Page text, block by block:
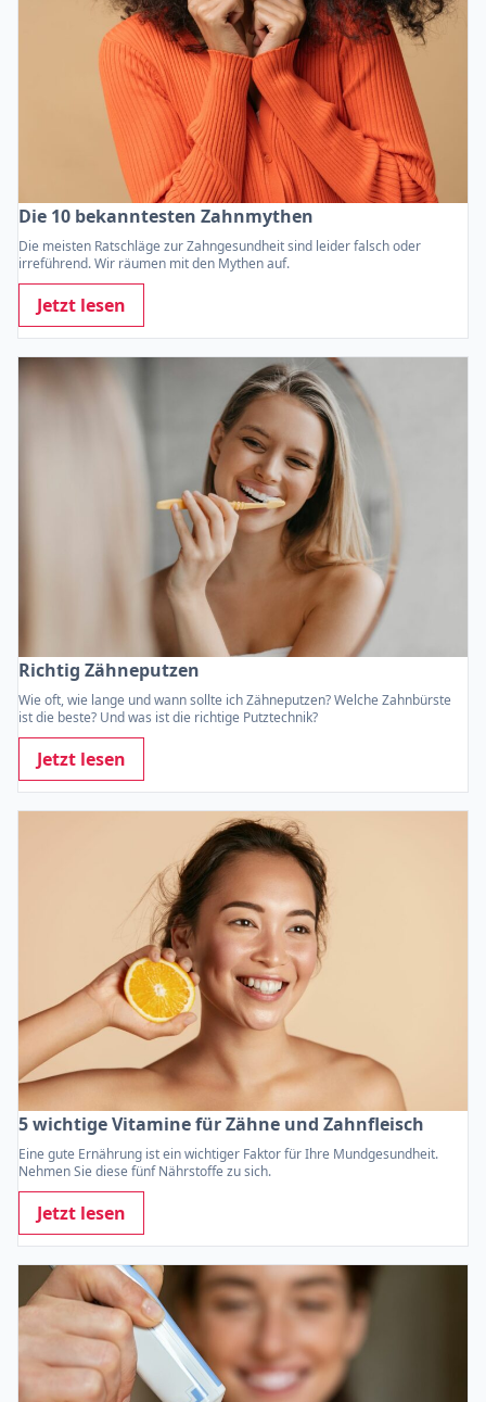
Die 10 bekanntesten Zahnmythen
Die meisten Ratschläge zur Zahngesundheit sind leider falsch oder
irreführend. Wir räumen mit den Mythen auf.
Jetzt lesen
Richtig Zähneputzen
Wie oft, wie lange und wann sollte ich Zähneputzen? Welche Zahnbürste
ist die beste? Und was ist die richtige Putztechnik?
Jetzt lesen
5 wichtige Vitamine für Zähne und Zahnfleisch
Eine gute Ernährung ist ein wichtiger Faktor für Ihre Mundgesundheit.
Nehmen Sie diese fünf Nährstoffe zu sich.
Jetzt lesen